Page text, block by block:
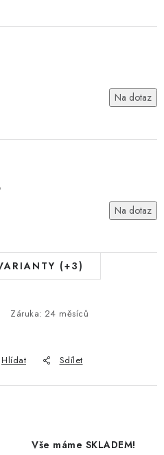
Na dotaz
Na dotaz
(+3)
Záruka: 24 měsíců
Hlídat Sdílet
Vše máme SKLADEM!